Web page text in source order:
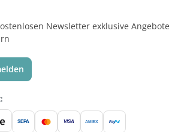
Newsletter exklusive Angebote
SEPA VISA AMEX PayPal